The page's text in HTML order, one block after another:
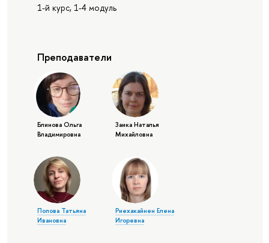
1-й курс, 1-4 модуль
Преподаватели
Блинова Ольга
Владимировна
Заика Наталья
Михайловна
Попова Татьяна
Ивановна
Риехакайнен Елена
Игоревна